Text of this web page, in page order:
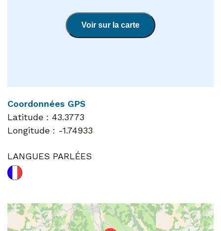
Voir sur la carte
Coordonnées GPS
Latitude : 43.3773
Longitude : -1.74933
LANGUES PARLÉES